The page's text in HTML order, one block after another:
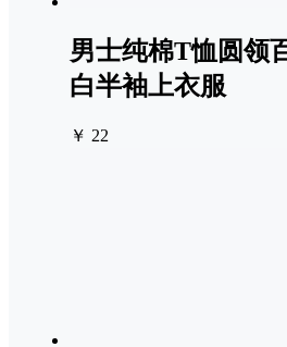
男士纯棉T恤圆领
白半袖上衣服
￥ 22